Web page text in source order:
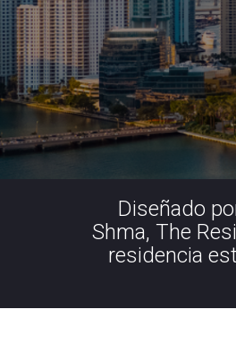
Diseñado
Shma, The
residencia